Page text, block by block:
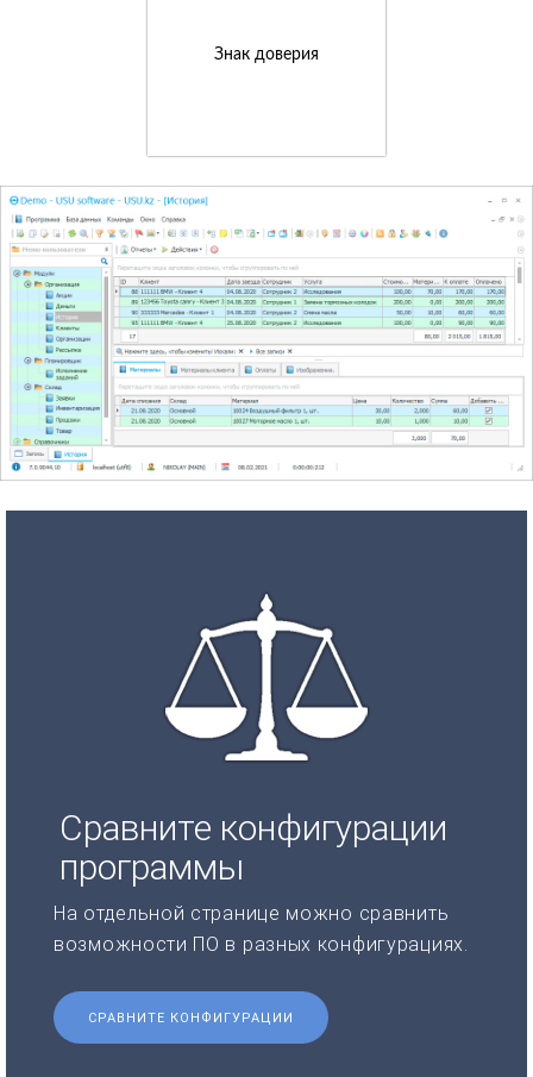
Знак доверия
Сравните конфигурации
программы
На отдельной странице можно сравнить
возможности ПО в разных конфигурациях.
СРАВНИТЕ КОНФИГУРАЦИИ